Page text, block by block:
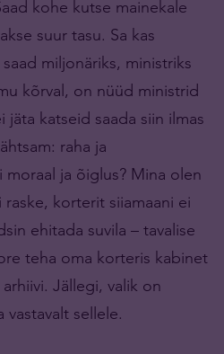
kohe kutse mainekale
suur tasu. Sa kas
miljonäriks, ministriks
kõrval, on nüüd ministrid
katseid saada siin ilmas
raha ja
ja õiglus? Mina olen
korterit siiamaani ei
ehitada suvila – tavalise
teha oma korteris kabinet
Jällegi, valik on
sellele.